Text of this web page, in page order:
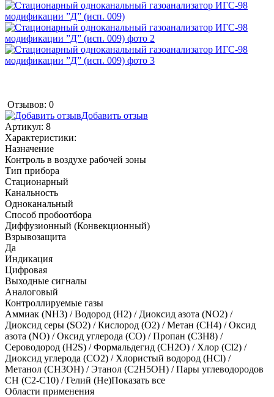
Отзывов: 0
Добавить отзыв
Артикул: 8
Характеристики:
Назначение
Контроль в воздухе рабочей зоны
Тип прибора
Стационарный
Канальность
Одноканальный
Способ пробоотбора
Диффузионный (Конвекционный)
Взрывозащита
Да
Индикация
Цифровая
Выходные сигналы
Аналоговый
Контроллируемые газы
Аммиак (NH3) /Водород (H2) / Диоксид азота (NO2) /
Диоксид серы (SO2) /Кислород (O2) /Метан (CH4) /Оксид
азота (NO) /Оксид углерода (CO) /Пропан (C3H8) /
Сероводород (H2S) /Формальдегид (CH2O) / Хлор (Cl2) /
Диоксид углерода (CO2) / Хлористый водород (HCl) /
Метанол (CH3OH) /Этанол (C2H5OH) /Пары углеводородов
CH (C2-C10) /Гелий (He)Показать все
Области применения